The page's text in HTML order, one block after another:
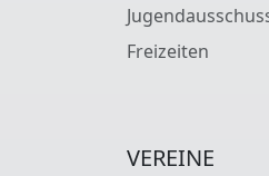
Freizeiten
VEREINE